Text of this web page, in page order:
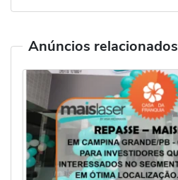
Anúncios relacionados